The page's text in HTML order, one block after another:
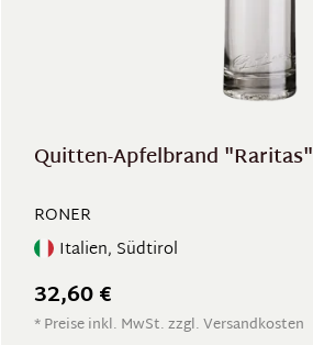
Quitten-Apfelbrand "Raritas"
RONER
Italien, Südtirol
32,60 €
* Preise inkl. MwSt. zzgl. Versandkosten